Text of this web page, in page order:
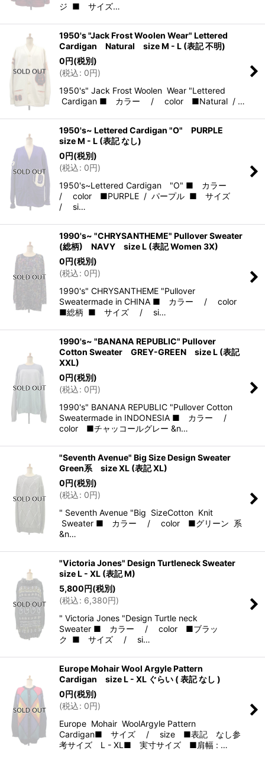
ジ ■ サイズ…
1950's "Jack Frost Woolen Wear" Lettered
Cardigan Natural size M - L (表記 不明)
0円(税別)
(税込: 0円)
1950's" Jack Frost Woolen Wear "Lettered
Cardigan ■ カラー / color ■Natural / …
1950's~ Lettered Cardigan "O" PURPLE
size M - L (表記 なし)
0円(税別)
(税込: 0円)
1950's~Lettered Cardigan "O" ■ カラー
/ color ■PURPLE / パープル ■ サイズ
/ si…
1990's~ "CHRYSANTHEME" Pullover Sweater
(総柄) NAVY size L (表記 Women 3X)
0円(税別)
(税込: 0円)
1990's" CHRYSANTHEME "Pullover
Sweatermade in CHINA ■ カラー / color
■総柄 ■ サイズ / si…
1990's~ "BANANA REPUBLIC" Pullover
Cotton Sweater GREY-GREEN size L (表記
XXL)
0円(税別)
(税込: 0円)
1990's" BANANA REPUBLIC "Pullover Cotton
Sweatermade in INDONESIA ■ カラー /
color ■チャッコールグレー &n…
"Seventh Avenue" Big Size Design Sweater
Green系 size XL (表記 XL)
0円(税別)
(税込: 0円)
" Seventh Avenue "Big SizeCotton Knit
Sweater ■ カラー / color ■グリーン 系
&n…
"Victoria Jones" Design Turtleneck Sweater
size L - XL (表記 M)
5,800円(税別)
(税込: 6,380円)
" Victoria Jones "Design Turtle neck
Sweater ■ カラー / color ■ブラッ
ク ■ サイズ / si…
Europe Mohair Wool Argyle Pattern
Cardigan size L - XL ぐらい ( 表記 なし )
0円(税別)
(税込: 0円)
Europe Mohair WoolArgyle Pattern
Cardigan■ サイズ / size ■表記 なし参
考サイズ L - XL■ 実寸サイズ ■肩幅 : …